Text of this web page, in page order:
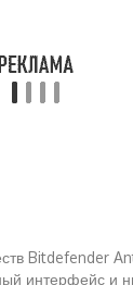
Bitdefender
интерфейс и